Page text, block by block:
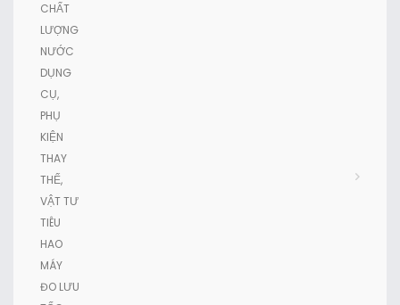
CHẤT
LƯỢNG
NƯỚC
DỤNG
CỤ,
PHỤ
KIỆN
THAY
THẾ,
VẬT TƯ
TIÊU
HAO
MÁY
ĐO LƯU